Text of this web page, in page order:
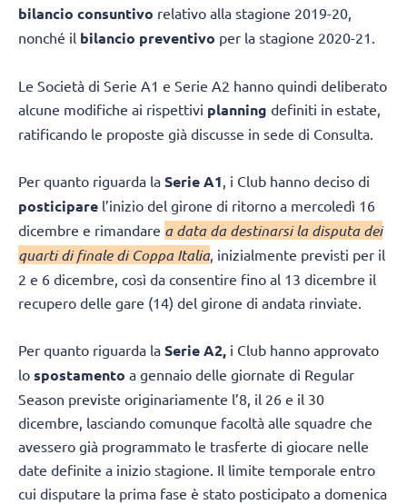
bilancio consuntivo relativo alla stagione 2019-20,
nonché il bilancio preventivo per la stagione 2020-21.
Le Società di Serie A1 e Serie A2 hanno quindi deliberato
alcune modifiche ai rispettivi planning definiti in estate,
ratificando le proposte già discusse in sede di Consulta.
Per quanto riguarda la Serie A1, i Club hanno deciso di
posticipare l’inizio del girone di ritorno a mercoledì 16
dicembre e rimandare a data da destinarsi la disputa dei
quarti di finale di Coppa Italia, inizialmente previsti per il
2 e 6 dicembre, così da consentire fino al 13 dicembre il
recupero delle gare (14) del girone di andata rinviate.
Per quanto riguarda la Serie A2, i Club hanno approvato
lo spostamento a gennaio delle giornate di Regular
Season previste originariamente l’8, il 26 e il 30
dicembre, lasciando comunque facoltà alle squadre che
avessero già programmato le trasferte di giocare nelle
date definite a inizio stagione. Il limite temporale entro
cui disputare la prima fase è stato posticipato a domenica